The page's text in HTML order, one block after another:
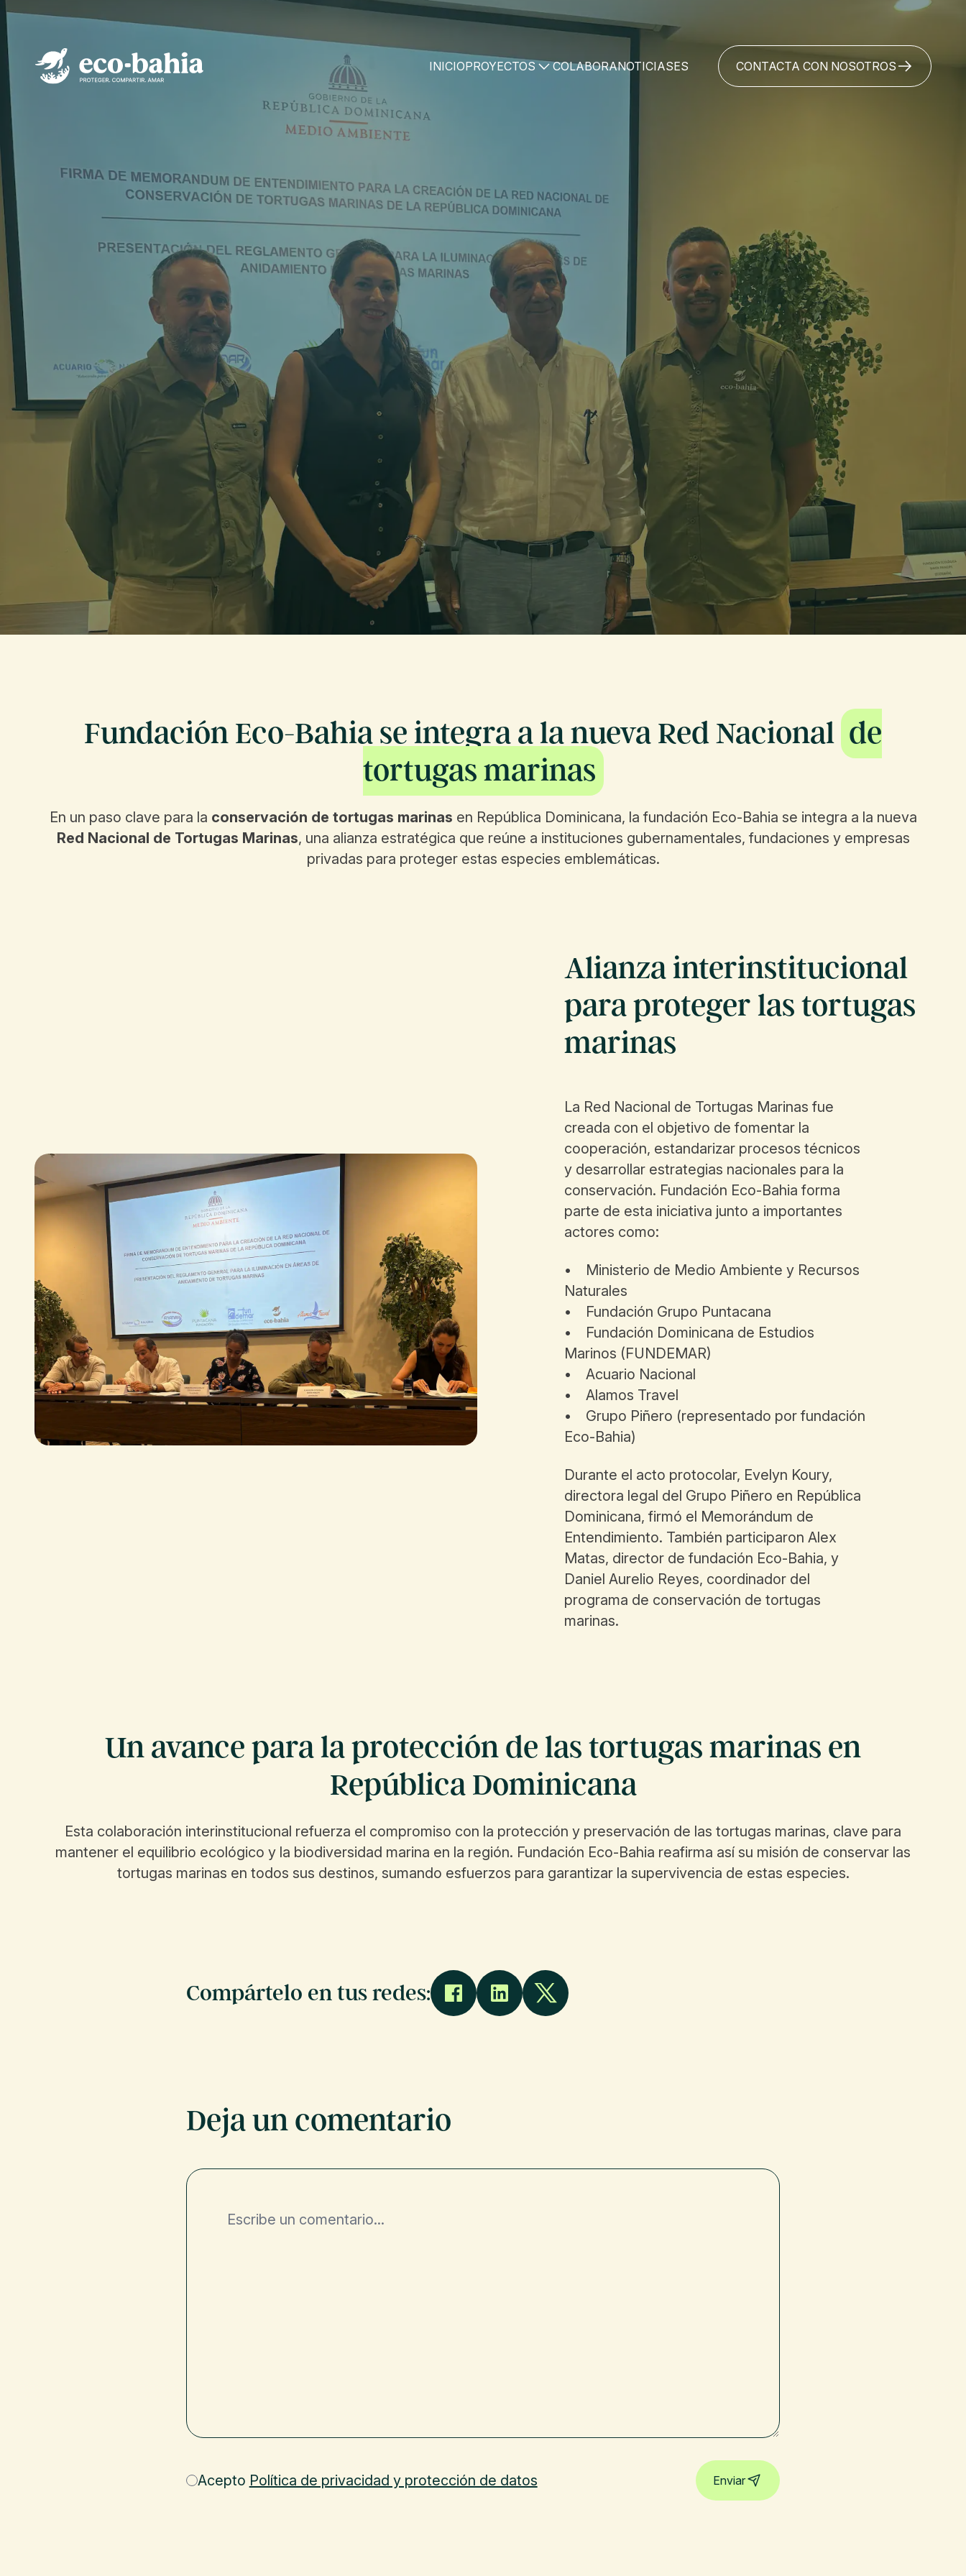
INICIOPROYECTOS COLABORANOTICIAS CONTACTA CON NOSOTROS
Fundación Eco-Bahia se integra a la nueva Red Nacional de
tortugas marinas
En un paso clave para la conservación de tortugas marinas en República Dominicana, la fundación Eco-Bahia se integra a la nueva
Red Nacional de Tortugas Marinas, una alianza estratégica que reúne a instituciones gubernamentales, fundaciones y empresas
privadas para proteger estas especies emblemáticas.
Alianza interinstitucional
para proteger las tortugas
marinas
La Red Nacional de Tortugas Marinas fue
creada con el objetivo de fomentar la
cooperación, estandarizar procesos técnicos
y desarrollar estrategias nacionales para la
conservación. Fundación Eco-Bahia forma
parte de esta iniciativa junto a importantes
actores como:
• Ministerio de Medio Ambiente y Recursos
Naturales
• Fundación Grupo Puntacana
• Fundación Dominicana de Estudios
Marinos (FUNDEMAR)
• Acuario Nacional
• Alamos Travel
• Grupo Piñero (representado por fundación
Eco-Bahia)
Durante el acto protocolar, Evelyn Koury,
directora legal del Grupo Piñero en República
Dominicana, firmó el Memorándum de
Entendimiento. También participaron Alex
Matas, director de fundación Eco-Bahia, y
Daniel Aurelio Reyes, coordinador del
programa de conservación de tortugas
marinas.
Un avance para la protección de las tortugas marinas en
República Dominicana
Esta colaboración interinstitucional refuerza el compromiso con la protección y preservación de las tortugas marinas, clave para
mantener el equilibrio ecológico y la biodiversidad marina en la región. Fundación Eco-Bahia reafirma así su misión de conservar las
tortugas marinas en todos sus destinos, sumando esfuerzos para garantizar la supervivencia de estas especies.
Compártelo en tus redes:
Deja un comentario
Acepto Política de privacidad y protección de datos Enviar